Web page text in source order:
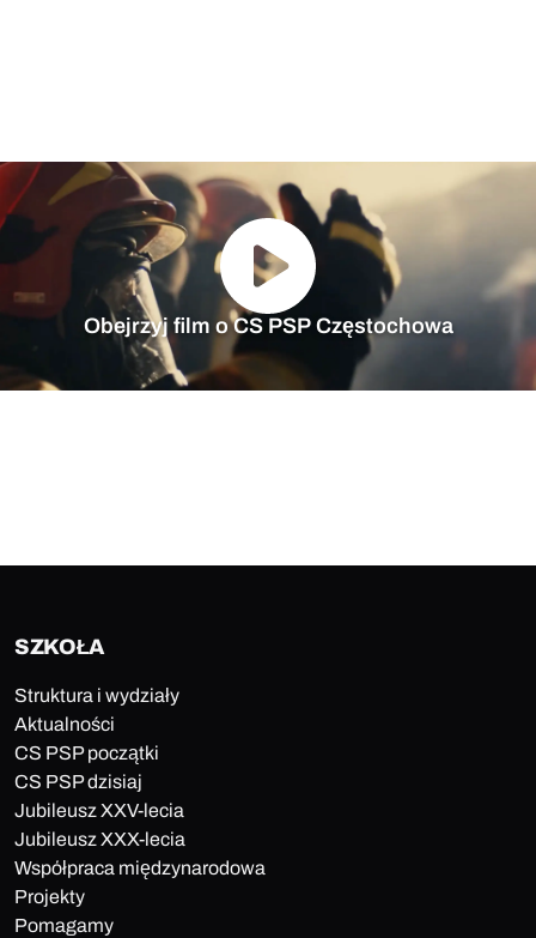
Obejrzyj film o CS PSP Częstochowa
SZKOŁA
Struktura i wydziały
Aktualności
CS PSP początki
CS PSP dzisiaj
Jubileusz XXV-lecia
Jubileusz XXX-lecia
Współpraca międzynarodowa
Projekty
Pomagamy